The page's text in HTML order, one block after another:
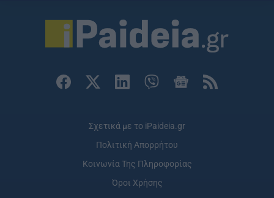
Σχετικά με το iPaideia.gr
Πολιτική Απορρήτου
Κοινωνία Της Πληροφορίας
Όροι Χρήσης